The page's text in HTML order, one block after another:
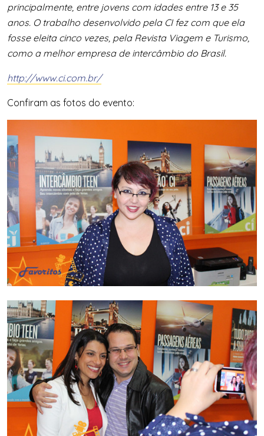
principalmente, entre jovens com idades entre 13 e 35
anos. O trabalho desenvolvido pela CI fez com que ela
fosse eleita cinco vezes, pela Revista Viagem e Turismo,
como a melhor empresa de intercâmbio do Brasil.
http://www.ci.com.br/
Confiram as fotos do evento: